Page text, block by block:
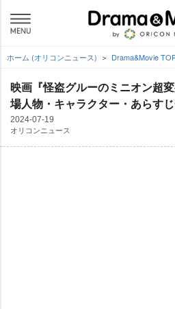
ホーム (オリコンニュース) Drama&Movie
映画『怪盗グルーのミニオン超
場人物・キャラクター・あらす
2024-07-19
オリコンニュース